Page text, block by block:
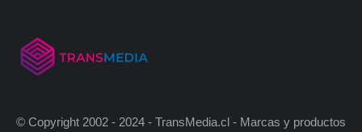
© Copyright 2002 - 2024 - TransMedia.cl - Marcas y productos